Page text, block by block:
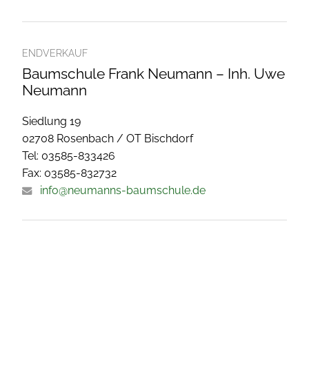
ENDVERKAUF
Baumschule Frank Neumann – Inh. Uwe
Neumann
Siedlung 19
02708 Rosenbach / OT Bischdorf
Tel: 03585-833426
Fax: 03585-832732
info@neumanns-baumschule.de